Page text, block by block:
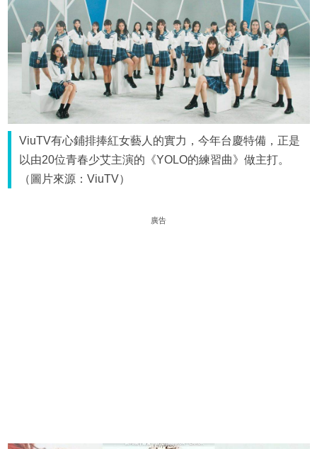
ViuTV有心鋪排捧紅女藝人的實力，今年台慶特備，正是
以由20位青春少艾主演的《YOLO的練習曲》做主打。
（圖片來源：ViuTV）
廣告